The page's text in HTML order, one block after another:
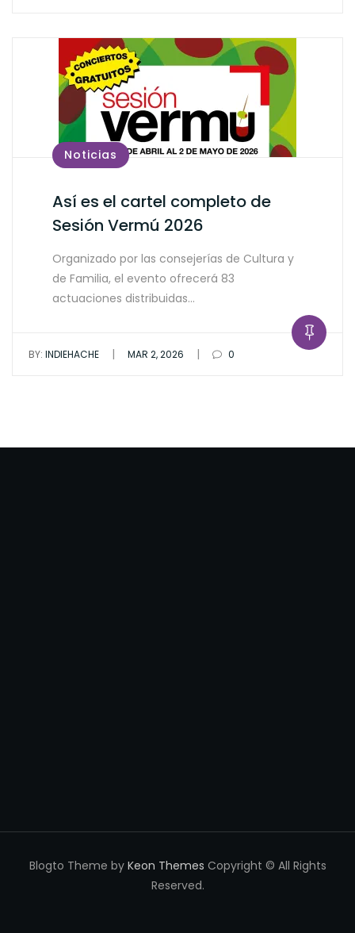
Noticias
Así es el cartel completo de
Sesión Vermú 2026
Organizado por las consejerías de Cultura y
de Familia, el evento ofrecerá 83
actuaciones distribuidas…
BY: INDIEHACHE | MAR 2, 2026 | 0
Blogto Theme by Keon Themes Copyright © All Rights
Reserved.